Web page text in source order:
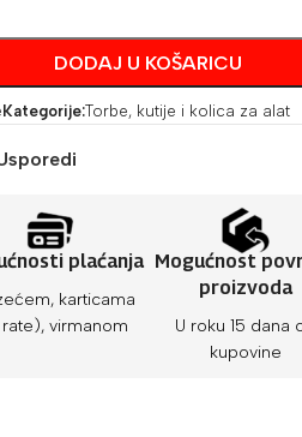
DODAJ U KOŠARICU
Kategorije:Torbe, kutije i kolica za alat
plaćanja
karticama
virmanom
Mogućnost
proizvoda
U roku 15 dana
kupovine